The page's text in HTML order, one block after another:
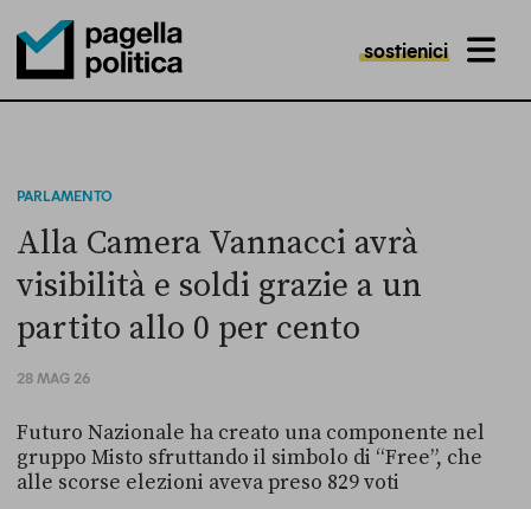
Pagella Politica Logo
sostienici MENU
PARLAMENTO
Alla Camera Vannacci avrà
visibilità e soldi grazie a un
partito allo 0 per cento
28 MAG 26
Futuro Nazionale ha creato una componente nel
gruppo Misto sfruttando il simbolo di “Free”, che
alle scorse elezioni aveva preso 829 voti